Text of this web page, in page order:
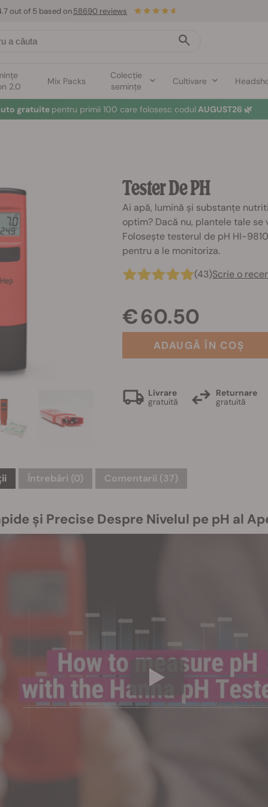
2.0
Mix Packs
Colecție
semințe
Cultivare
out of 5 based on58690 reviews
gratuite pentru primii 100 care folosesc codul AUGUST26 🌿
Tester De PH
Ai apă, lumină și substanțe
optim? Dacă nu, plantele tale
Folosește testerul de pH HI-
pentru a le monitoriza.
(43)Scrie o
€ 60.50
ADAUGĂ ÎN COȘ
Livrare
gratuită
Returnare
gratuită
Întrebări (0) Comentarii (37)
și Precise Despre Nivelul pe pH al